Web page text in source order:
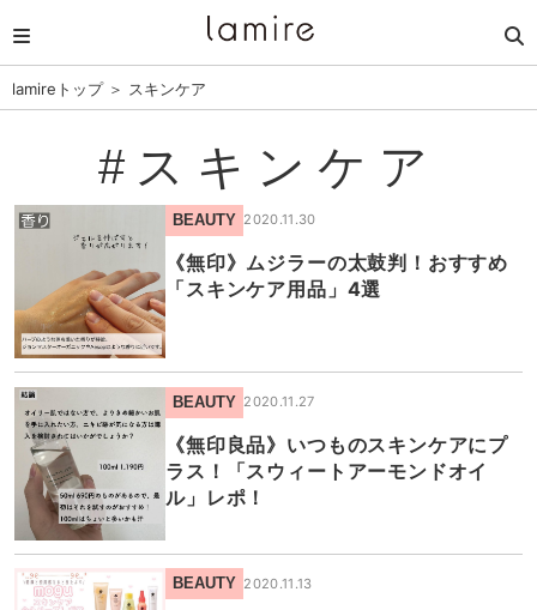
lamireトップ＞ スキンケア
#スキンケア
BEAUTY 2020.11.30
《無印》ムジラーの太鼓判！おすすめ
「スキンケア用品」4選
BEAUTY 2020.11.27
《無印良品》いつものスキンケアにプ
ラス！「スウィートアーモンドオイ
ル」レポ！
BEAUTY 2020.11.13